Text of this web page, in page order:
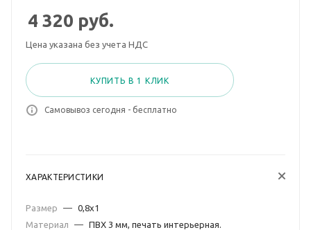
4 320 руб.
Цена указана без учета НДС
КУПИТЬ В 1 КЛИК
Самовывоз сегодня - бесплатно
ХАРАКТЕРИСТИКИ
Размер — 0,8х1
Материал
— ПВХ 3 мм, печать интерьерная.